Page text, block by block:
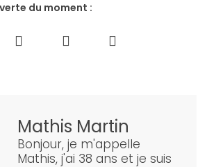
du moment :
Mathis Martin
Bonjour, je m'appelle
Mathis, j'ai 38 ans et je suis